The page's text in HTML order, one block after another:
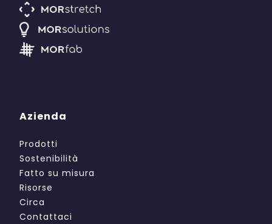
Azienda
Prodotti
Sostenibilità
Fatto su misura
Risorse
Circa
Contattaci